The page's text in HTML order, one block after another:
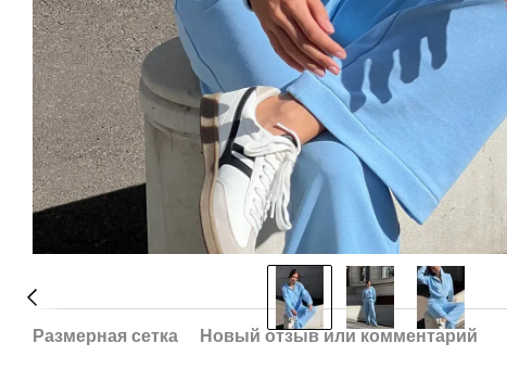
Размерная сетка Новый отзыв или комментарий